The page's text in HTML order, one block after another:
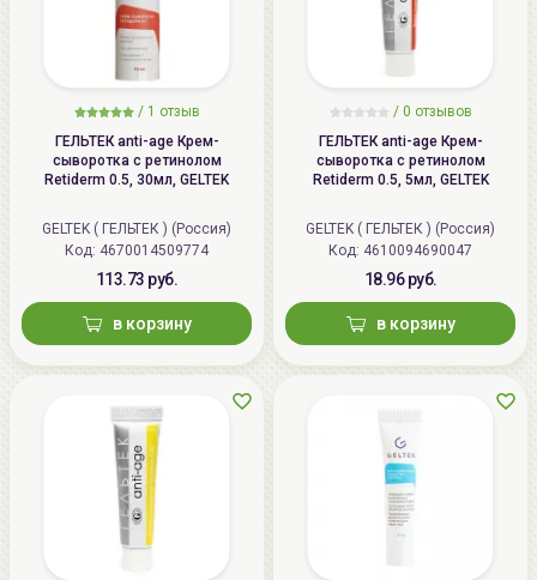
/ 1 отзыв
ГЕЛЬТЕК anti-age Крем-
сыворотка с ретинолом
Retiderm 0.5, 30мл, GELTEK
GELTEK ( ГЕЛЬТЕК ) (Россия)
Код: 4670014509774
113.73 руб.
в корзину
/ 0 отзывов
ГЕЛЬТЕК anti-age Крем-
сыворотка с ретинолом
Retiderm 0.5, 5мл, GELTEK
GELTEK ( ГЕЛЬТЕК ) (Россия)
Код: 4610094690047
18.96 руб.
в корзину